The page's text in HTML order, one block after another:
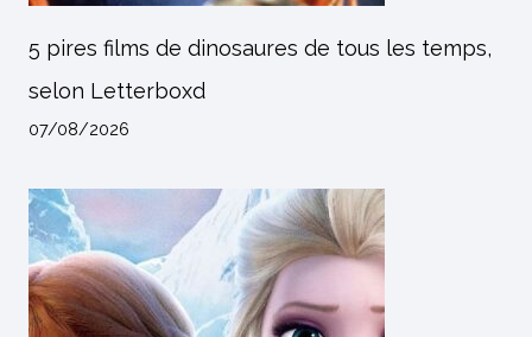
5 pires films de dinosaures de tous les temps,
selon Letterboxd
07/08/2026